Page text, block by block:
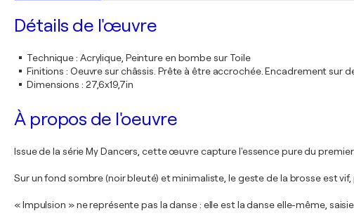
Détails de l'œuvre
Technique: Acrylique, Peinture en bombe sur Toile
Finitions : Oeuvre sur châssis. Prête à être accrochée. Encadrement sur
Dimensions : 27,6x19,7in
À propos de l'oeuvre
Issue de la série My Dancers, cette œuvre capture l'essence pure du premier
Sur un fond sombre (noir bleuté) et minimaliste, le geste de la brosse est
« Impulsion » ne représente pas la danse : elle est la danse elle-même,